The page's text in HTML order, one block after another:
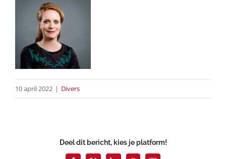
10 april 2022 | Divers
Deel dit bericht, kies je platform!